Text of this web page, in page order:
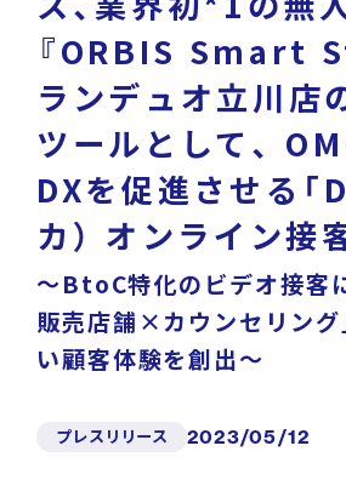
サービストップ
DECA Team
DECA Service Agent
データ基盤・マーケティングツール
CustomerStories
お客様事例
News/ Press
ニュース・プレスリリース
イベント・セミナー
『ORBIS Smart
ランデュオ立川店
ツールとして、
DXを促進させる「
カ） オンライン接
～BtoC特化のビデオ接客
販売店舗×カウンセリング
い顧客体験を創出～
プレスリリース 2023/05/12